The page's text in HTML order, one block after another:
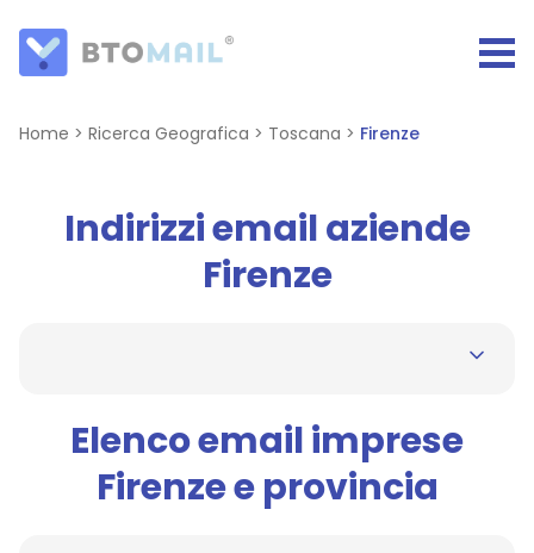
Home > Ricerca Geografica > Toscana > Firenze
Indirizzi email aziende
Firenze
Elenco email imprese
Firenze e provincia